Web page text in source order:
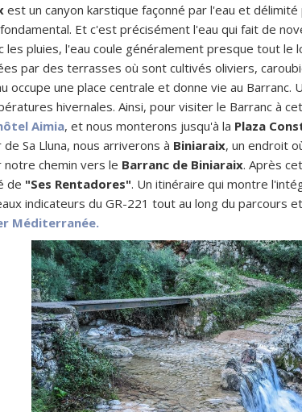
est un canyon karstique façonné par l'eau et délimité
Et c'est précisément l'eau qui fait de
pluies, l'eau coule généralement presque tout le
par des terrasses où sont cultivés oliviers,
occupe une place centrale et donne vie au
hivernales. Ainsi, pour visiter le Barranc à
Aimia, et nous monterons jusqu'à la Plaza
Sa Lluna, nous arriverons à Biniaraix, un endroit
notre chemin vers le Barranc de Biniaraix. Après
de "Ses Rentadores". Un itinéraire qui montre
indicateurs du GR-221 tout au long du
Méditerranée.